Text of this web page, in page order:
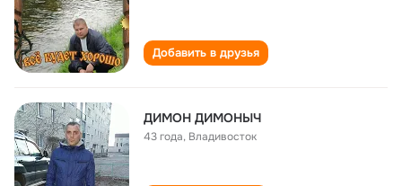
Добавить в друзья
ДИМОН ДИМОНЫЧ
43 года, Владивосток